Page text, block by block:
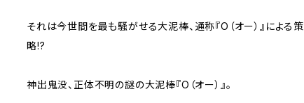
それは今世間を最も騒がせる大泥棒、通称『O（オー）』による策
略!?
​神出鬼没、正体不明の謎の大泥棒『O（オー）』。